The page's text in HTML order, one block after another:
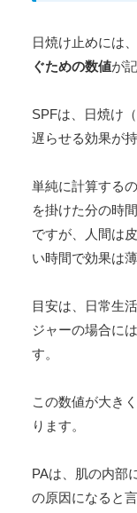
日焼け止めには、
ぐための数値が
SPFは、日焼け
遅らせる効果が
単純に計算する
を掛けた分の時
ですが、人間は
い時間で効果は薄
目安は、日常生
ジャーの場合に
す。
この数値が大き
ります。
PAは、肌の内部
の原因になると